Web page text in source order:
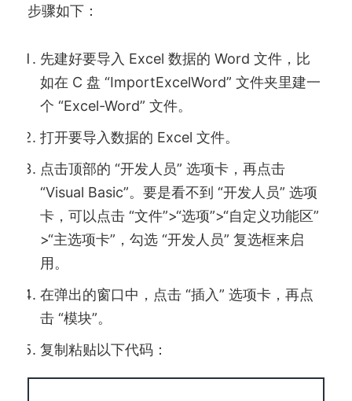
步骤如下：
先建好要导入 Excel 数据的 Word 文件，比
如在 C 盘 “ImportExcelWord” 文件夹里建一
个 “Excel-Word” 文件。
打开要导入数据的 Excel 文件。
点击顶部的 “开发人员” 选项卡，再点击
“Visual Basic”。要是看不到 “开发人员” 选项
卡，可以点击 “文件”>“选项”>“自定义功能区”
>“主选项卡”，勾选 “开发人员” 复选框来启
用。
在弹出的窗口中，点击 “插入” 选项卡，再点
击 “模块”。
复制粘贴以下代码：